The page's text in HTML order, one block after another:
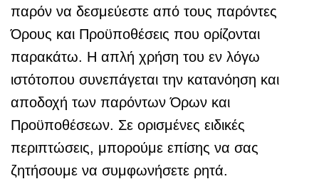
παρόν να δεσμεύεστε από τους παρόντες
Όρους και Προϋποθέσεις που ορίζονται
παρακάτω. Η απλή χρήση του εν λόγω
ιστότοπου συνεπάγεται την κατανόηση και
αποδοχή των παρόντων Όρων και
Προϋποθέσεων. Σε ορισμένες ειδικές
περιπτώσεις, μπορούμε επίσης να σας
ζητήσουμε να συμφωνήσετε ρητά.